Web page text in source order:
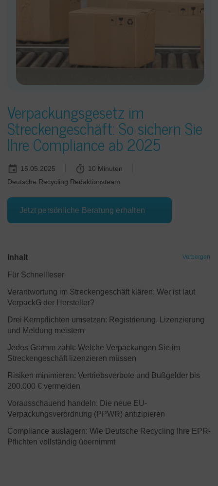
Verpackungsgesetz im
Streckengeschäft: So sichern Sie
Ihre Compliance ab 2025
15.05.2025
10 Minuten
Deutsche Recycling Redaktionsteam
Jetzt persönliche Beratung erhalten
Inhalt Verbergen
Für Schnellleser
Verantwortung im Streckengeschäft klären: Wer ist laut
VerpackG der Hersteller?
Drei Kernpflichten umsetzen: Registrierung, Lizenzierung
und Meldung meistern
Jedes Gramm zählt: Welche Verpackungen Sie im
Streckengeschäft lizenzieren müssen
Risiken minimieren: Vertriebsverbote und Bußgelder bis
200.000 € vermeiden
Vorausschauend handeln: Die neue EU-
Verpackungsverordnung (PPWR) antizipieren
Compliance auslagern: Wie Deutsche Recycling Ihre EPR-
Pflichten vollständig übernimmt